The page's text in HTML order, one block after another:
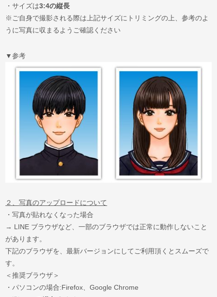
・サイズは3:4の縦長
※ご自身で撮影される際は上記サイズにトリミングの上、参考のよ
うに写真に収まるようご確認ください
▼参考
２、写真のアップロードについて
・写真が貼れなくなった場合
→ LINE ブラウザなど、一部のブラウザでは正常に動作しないこと
があります。
下記のブラウザを、最新バージョンにしてご利用頂くとスムーズで
す。
＜推奨ブラウザ＞
・パソコンの場合:Firefox、Google Chrome